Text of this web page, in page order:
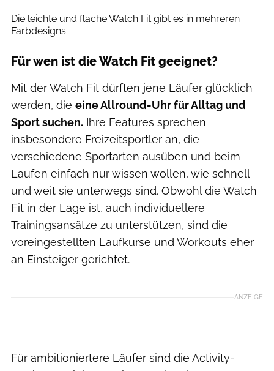
Die leichte und flache Watch Fit gibt es in mehreren
Farbdesigns.
Für wen ist die Watch Fit geeignet?
Mit der Watch Fit dürften jene Läufer glücklich
werden, die eine Allround-Uhr für Alltag und
Sport suchen. Ihre Features sprechen
insbesondere Freizeitsportler an, die
verschiedene Sportarten ausüben und beim
Laufen einfach nur wissen wollen, wie schnell
und weit sie unterwegs sind. Obwohl die Watch
Fit in der Lage ist, auch individuellere
Trainingsansätze zu unterstützen, sind die
voreingestellten Laufkurse und Workouts eher
an Einsteiger gerichtet.
ANZEIGE
Für ambitioniertere Läufer sind die Activity-